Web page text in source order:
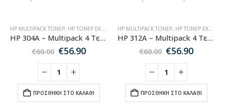
ΤΌΝΕΡ,MULTIPACK ΤΌΝΕΡ
HP MULTIPACK ΤΌΝΕΡ, HP ΤΌΝΕΡ ΕΚΤΥΠΩΤΏΝ ,ΤΌΝΕΡ,MULTIPACK ΤΌΝΕΡ
HP 304A – Multipack 4 Τεμάχιών Συμβατών Τόνερ για Εκτυπωτές HP Color LaserJet
€60.00 Original
was:
€60.00.
€56.90Η
€56.90.
ΠΡΟΣΘΉΚΗ ΣΤΟ ΚΑΛΆΘΙ
HP MULTIPACK ΤΌΝΕΡ, HP ΤΌΝΕΡ ΕΚΤΥΠΩΤΏΝ
HP 312A – Multipack 4 Τεμαχιών Συμβατών Τόνερ για Εκτυπωτές HP Color LaserJet Pro
€60.00 Original
was:
€60.00.
€56.90Η
€56.90.
ΠΡΟΣΘΉΚΗ ΣΤΟ ΚΑΛΆΘΙ